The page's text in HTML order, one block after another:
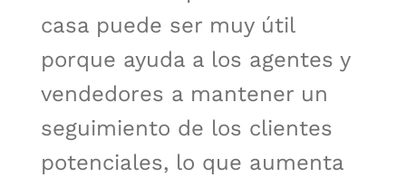
casa puede ser muy útil
porque ayuda a los agentes y
vendedores a mantener un
seguimiento de los clientes
potenciales, lo que aumenta